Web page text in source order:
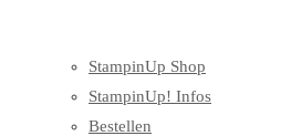
StampinUp Shop
StampinUp! Infos
Bestellen